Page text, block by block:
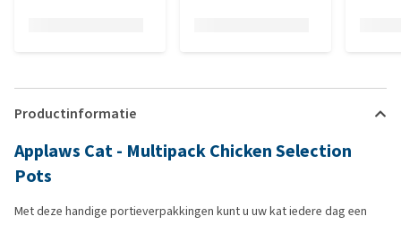
Productinformatie
Applaws Cat - Multipack Chicken Selection
Pots
Met deze handige portieverpakkingen kunt u uw kat iedere dag een